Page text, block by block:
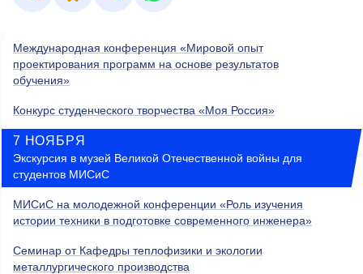
Международная конференция «Мировой опыт
проектирования программ на основе результатов
обучения»
Конкурс студенческого творчества «Моя Россия»
7 НОЯБРЯ
Экскурсия в музей Великой Отечественной войны для
студентов МИСиС
МИСиС на молодежной конференции «Роль изучения
истории техники в подготовке современного инженера»
Семинар от Кафедры теплофизики и экологии
металлургического производства